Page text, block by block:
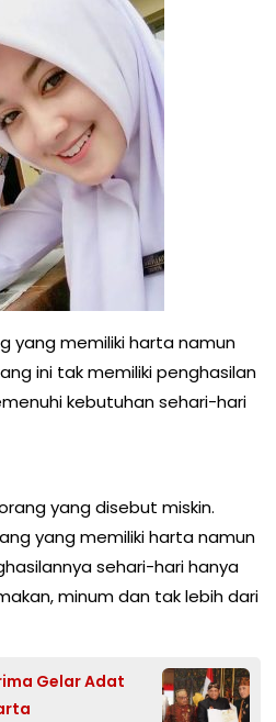
yang memiliki harta namun
ini tak memiliki penghasilan
kebutuhan sehari-hari
yang disebut miskin.
yang memiliki harta namun
sehari-hari hanya
minum dan tak lebih dari
Gelar Adat